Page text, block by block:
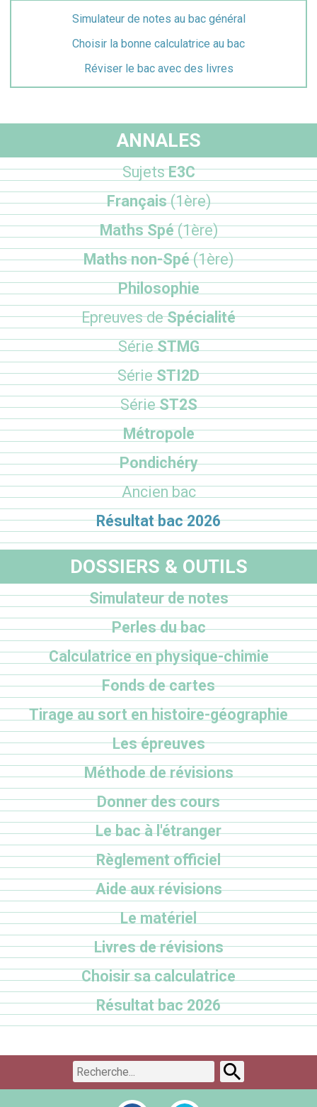
Simulateur de notes au bac général
Choisir la bonne calculatrice au bac
Réviser le bac avec des livres
ANNALES
SujetsE3C
Français(1ère)
Maths Spé(1ère)
Maths non-Spé(1ère)
Philosophie
Epreuves deSpécialité
SérieSTMG
SérieSTI2D
SérieST2S
Métropole
Pondichéry
Ancien bac
Résultat bac 2026
DOSSIERS & OUTILS
Simulateur de notes
Perles du bac
Calculatrice en physique-chimie
Fonds de cartes
Tirage au sort en histoire-géographie
Les épreuves
Méthode de révisions
Donner des cours
Le bac à l'étranger
Règlement officiel
Aide aux révisions
Le matériel
Livres de révisions
Choisir sa calculatrice
Résultat bac 2026